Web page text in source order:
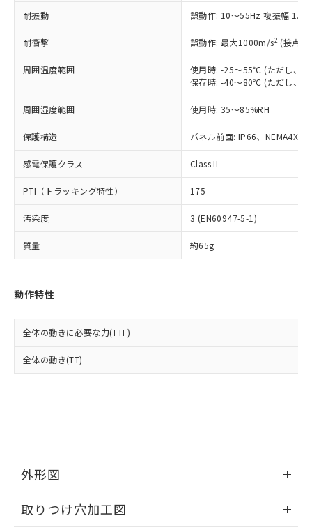
耐振動 誤動作: 10～55Hz 複振幅
耐衝撃 誤動作: 最大1000m/s2 (接点
周囲温度範囲
使用時: -25～55℃ (ただし、氷
保存時: -40～80℃ (ただし、氷
周囲湿度範囲 使用時: 35～85%RH
保護構造 パネル前面: IP66、NEMA4X,
感電保護クラス Class II
PTI（トラッキング特性） 175
汚染度 3 (EN60947-5-1)
質量 約65g
動作特性
全体の動きに必要な力(TTF)
全体の動き(TT)
外形図
取りつけ穴加工図
記載している更新日時点での社内デー
タに基づき作成されるものであり、閲
覧された時点での実際の在庫および標
準価格とは異なる場合があることをご
正式な納期状況および標準価格はお客
様のお取引先、またはお客様担当のオ
ムロン制御機器販売店・当社販売員に
オムロン制御機器販売店や当社販売拠
販売ネットワーク
」をご確認
ください。
在庫状況および標準価格結果を当社の
事前の承諾なく第三者に漏洩または開
示しないようお願いします。
マイパーツ機能（部品リスト作成サー
ビス）をご利用いただくには、I-Web
メンバーズにご登録されている必要が
および当社の共同利用者が、当社の製
品・サービスに関するお客様との取
をご了承ください。
※当社の共同利用者とは、"個人情報
鉛(Pb) 1000ppm以下、 水銀(Hg) 1000ppm以下、 カド
六価クロム(Cr(Ⅵ)) 1000ppm以下、ポリ臭化ビフェニル
類(PBB) 1000ppm以下、ポリ臭化ジフェニルエーテル類
(PBDE) 1000ppm以下、フタル酸ビス(2-エチルヘキシ
ル) (DEHP)(別名：DOP) 1000ppm以下、フタル酸ブチ
ルベンジル（BBP） 1000ppm以下、フタル酸ジブチル
（DBP） 1000ppm以下、フタル酸ジイソブチル
(DIBP) 1000ppm以下
但し、RoHS指令で産業用監視および制御機器に対する
適用除外項目は除く。
フタル酸エステル類の４物質については閾値を超える意
図的な使用がないことを確認しています。
※2 対応予定月
部品在庫の切り替え状況などにより、予定
月が前後することがあります。
下記の非含有証明書をダウンロードするこ
とができます。
EU RoHS指令（10物質）の非含有証明書
物質の対応では、対応完了までの期間は出
荷製品に未対応品が混在することから備考
既に当社にて対応品への在庫切替を完了
していることから、特段のことがない限
*中国RoHS10物質の基準値 (GB/T26572)：
Pb(鉛) :1000ppm、 Hg(水銀) : 1000ppm、 Cd(カドミウ
Cr(Ⅵ)(六価クロム) : 1000ppm、 PBBs(ポリ臭化ビフェ
ニル類) : 1000ppm、 PBDEs(ポリ臭化ジフェニルエーテ
ル) : 1000ppm、
DEHP(フタル酸ビス(2-エチルヘキシル)) : 1000ppm
※2 環境保護使用期限
「ｅ」：有害物質（10物質）のすべてが基
準値以下であることを示します。
「10」：通常の使用状況下において有害物
質が外部に漏えいし、環境に深刻な影響を
及ぼさない年数を意味します。
（以下｢規制貨物等」という）を輸出
または国外への提供する場合は、日本
国政府の輸出許可(または役務取引許
可)を取得するなどの必要な手続きを
当社は規制貨物を破棄する場合は、完
全に破砕するなど、違法に輸出されな
いよう必要な手段を講じます。
当社は貴社製品を、核兵器、ミサイ
ル、化学兵器、生物兵器またはその他
武器並びにこれらの製造装置等に一切
使用いたしません。
当社は、貴社製品を第三者に販売する
場合は、上記1、2および3の内容を当
該第三者に通知します。また当社は、
販売先および販売に係わる関係者が違
法に輸出するおそれがある場合は、取
り引きをいたしません。
○ 一定数以上の在庫あり
△ 一定数には満たないが在庫あり
在庫なし(最新の在庫状況につ
いては、お客様のお取引先、ま
たはお客様担当のオムロン制御
機器販売店・当社販売員にご確
認ください)
受注生産機種、また在庫状況の
情報を公開していない機種